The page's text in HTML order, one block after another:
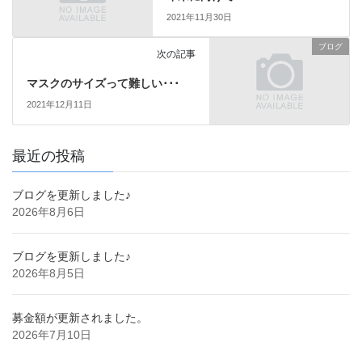
2021年11月30日
ブログ
次の記事
マスクのサイズって難しい･･･
2021年12月11日
最近の投稿
ブログを更新しました♪
2026年8月6日
ブログを更新しました♪
2026年8月5日
募金額が更新されました。
2026年7月10日